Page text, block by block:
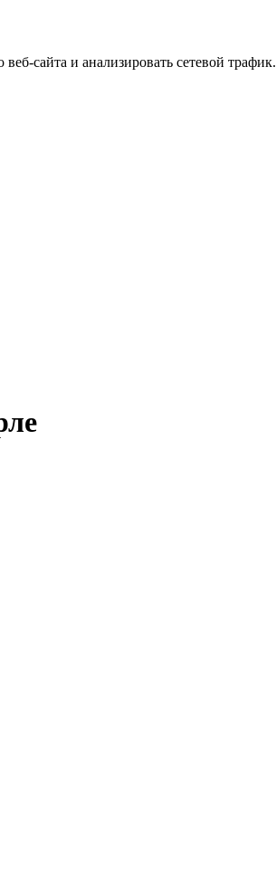
сайта и анализировать сетевой трафик.